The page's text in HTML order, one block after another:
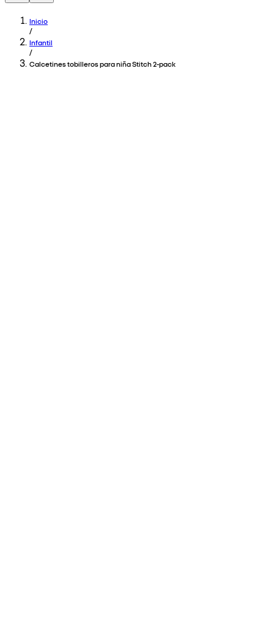
Inicio
/
Infantil
/
Calcetines tobilleros para niña Stitch 2-pack